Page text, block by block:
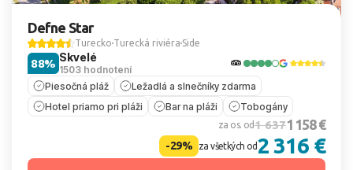
Defne Star
Turecko Turecká riviéra Side
Skvelé
1503 hodnotení
88%
Piesočná pláž
Ležadlá a slnečníky zdarma
Hotel priamo pri pláži
Bar na pláži Tobogány
za os. od1 6371 158 €
-29% za všetkých od2 316 €